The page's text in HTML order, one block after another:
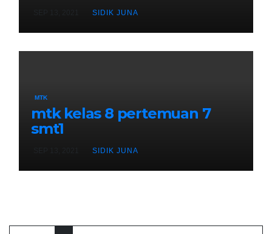
SIDIK JUNA
MTK
mtk kelas 8 pertemuan 7
smt1
SIDIK JUNA